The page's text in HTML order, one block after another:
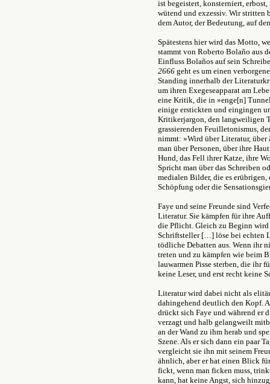
ist begeistert, konsterniert,
wütend und exzessiv. Wir
dem Autor, der Bedeutung, auf
Spätestens hier wird das Motto,
stammt von Roberto Bolaño aus
Einfluss Bolaños auf sein
2666 geht es um einen
Standing innerhalb der
um ihren Exegeseapparat am
eine Kritik, die in »enge[n]
einige erstickten und eingingen
Kritikerjargon, den langweiligen
grassierenden Feuilletonismus,
nimmt: »Wird über Literatur, über
man über Personen, über ihre
Hund, das Fell ihrer Katze, ihre
Spricht man über das Schreiben
medialen Bilder, die es
Schöpfung oder die
Faye und seine Freunde sind
Literatur. Sie kämpfen für ihre
die Pflicht. Gleich zu Beginn wird
Schriftsteller […] löse bei echten
tödliche Debatten aus. Wenn ihr
treten und zu kämpfen wie beim
lauwarmen Pisse sterben, die ihr
keine Leser, und erst recht keine
Literatur wird dabei nicht als
dahingehend deutlich den Kopf.
drückt sich Faye und während er
verzagt und halb gelangweilt
an der Wand zu ihm herab und
Szene. Als er sich dann ein paar
vergleicht sie ihn mit seinem
ähnlich, aber er hat einen Blick
fickt, wenn man ficken muss,
kann, hat keine Angst, sich